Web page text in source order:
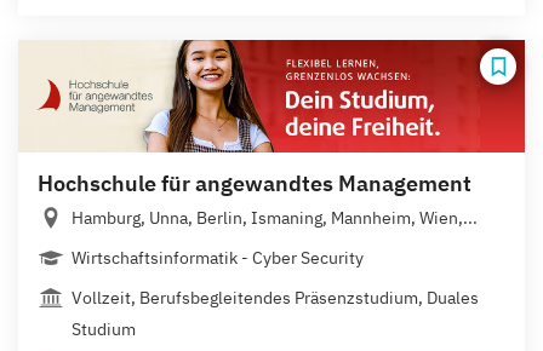
Hochschule für angewandtes Management
Hamburg, Unna, Berlin, Ismaning, Mannheim, Wien,...
Wirtschaftsinformatik - Cyber Security
Vollzeit, Berufsbegleitendes Präsenzstudium, Duales
Studium